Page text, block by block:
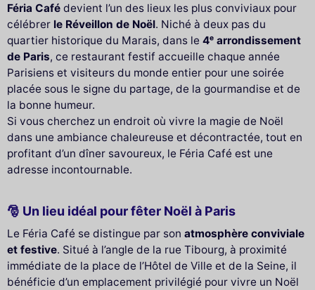
Féria Café devient l’un des lieux les plus conviviaux pour
célébrer le Réveillon de Noël. Niché à deux pas du
quartier historique du Marais, dans le 4ᵉ arrondissement
de Paris, ce restaurant festif accueille chaque année
Parisiens et visiteurs du monde entier pour une soirée
placée sous le signe du partage, de la gourmandise et de
la bonne humeur.
Si vous cherchez un endroit où vivre la magie de Noël
dans une ambiance chaleureuse et décontractée, tout en
profitant d’un dîner savoureux, le Féria Café est une
adresse incontournable.
🎅 Un lieu idéal pour fêter Noël à Paris
Le Féria Café se distingue par son atmosphère conviviale
et festive. Situé à l’angle de la rue Tibourg, à proximité
immédiate de la place de l’Hôtel de Ville et de la Seine, il
bénéficie d’un emplacement privilégié pour vivre un Noël